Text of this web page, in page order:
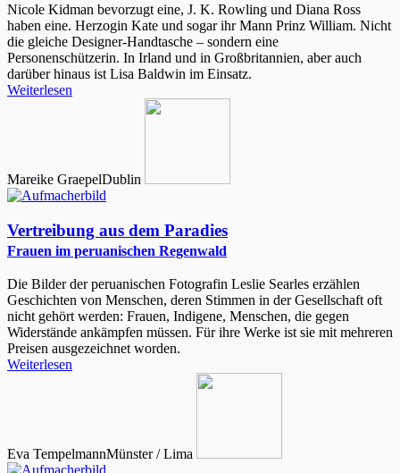
Nicole Kidman bevorzugt eine, J. K. Rowling und Diana Ross
haben eine. Herzogin Kate und sogar ihr Mann Prinz William. Nicht
die gleiche Designer-Handtasche – sondern eine
Personenschützerin. In Irland und in Großbritannien, aber auch
darüber hinaus ist Lisa Baldwin im Einsatz.
Weiterlesen
Mareike GraepelDublin
Vertreibung aus dem Paradies
Frauen im peruanischen Regenwald
Die Bilder der peruanischen Fotografin Leslie Searles erzählen
Geschichten von Menschen, deren Stimmen in der Gesellschaft oft
nicht gehört werden: Frauen, Indigene, Menschen, die gegen
Widerstände ankämpfen müssen. Für ihre Werke ist sie mit mehreren
Preisen ausgezeichnet worden.
Weiterlesen
Eva TempelmannMünster / Lima